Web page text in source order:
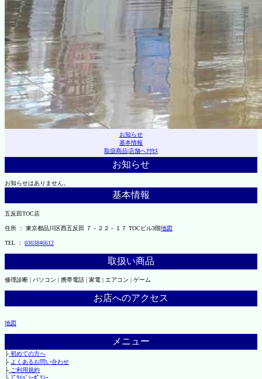
お知らせ
基本情報
取扱商品|店舗へｱｸｾｽ
お知らせ
お知らせはありません。
基本情報
五反田TOC店
住所 ： 東京都品川区西五反田 ７－２２－１７ TOCビル3階地図
TEL ： 0363846612
取扱い商品
修理診断 | パソコン | 携帯電話 | 家電 | エアコン | ゲーム
お店へのアクセス
地図
メニュー
├初めての方へ
├ よくあるお問い合わせ
├ご利用規約
└ﾌﾟﾗｲﾊﾞｼｰﾎﾟﾘｼｰ